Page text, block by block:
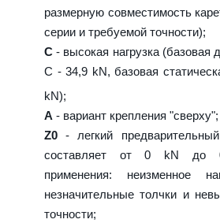
размерную совместимость
серии и требуемой точности);
C - высокая нагрузка (базовая
C - 34,9 kN, базовая
kN);
A - вариант крепления "сверху";
Z0 - легкий
составляет от 0 kN до
применения: неизменное
незначительные толчки и
точности;